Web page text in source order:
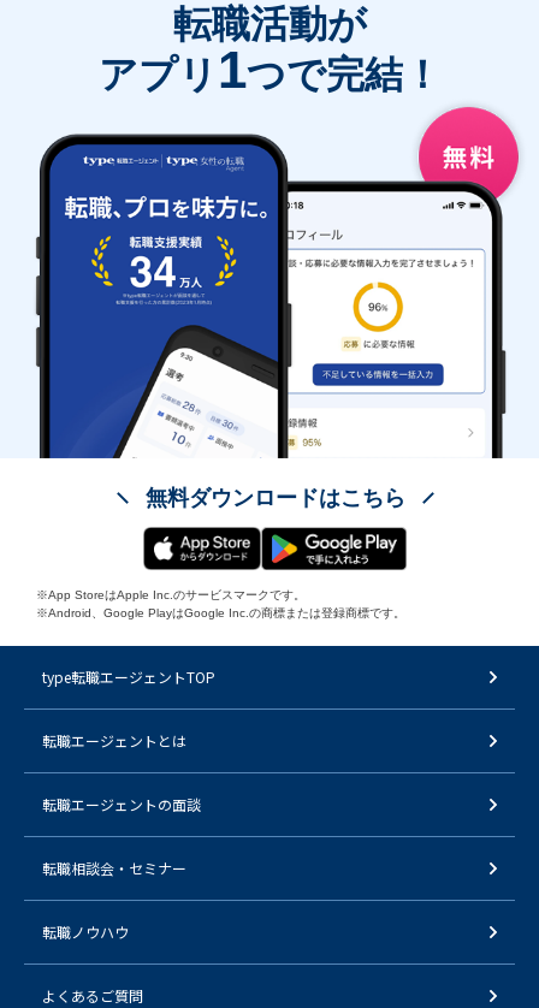
転職活動が
アプリ 1つで完結！
無料ダウンロードはこちら
※App StoreはApple Inc.のサービスマークです。
※Android、Google PlayはGoogle Inc.の商標または登録商標です。
type転職エージェントTOP
転職エージェントとは
転職エージェントの面談
転職相談会・セミナー
転職ノウハウ
よくあるご質問